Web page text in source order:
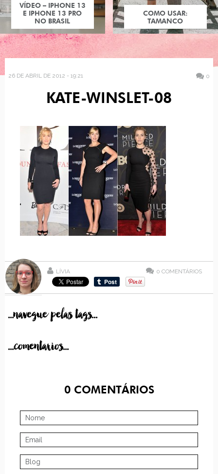
VÍDEO – IPHONE 13
E IPHONE 13 PRO
NO BRASIL
COMO USAR:
TAMANCO
26 DE ABRIL DE 2012 - 19:21 0
KATE-WINSLET-08
LÍVIA 0 COMENTÁRIOS
...navegue pelas tags...
...comentarios...
0COMENTÁRIOS